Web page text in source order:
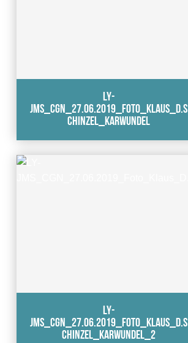
LY-
JMS_CGN_27.06.2019_Foto_Klaus_D.S
chinzel_karwundel
LY-
JMS_CGN_27.06.2019_Foto_Klaus_D.S
chinzel_karwundel_2